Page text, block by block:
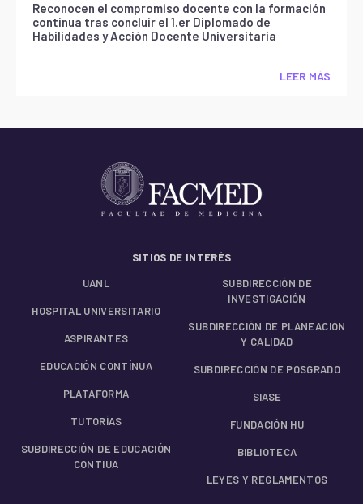
Reconocen el compromiso docente con la formación
continua tras concluir el 1.er Diplomado de
Habilidades y Acción Docente Universitaria
LEER MÁS
SITIOS DE INTERÉS
UANL
HOSPITAL UNIVERSITARIO
ASPIRANTES
EDUCACIÓN CONTÍNUA
PLATAFORMA
TUTORÍAS
SUBDIRECCIÓN DE EDUCACIÓN
CONTIUA
SUBDIRECCIÓN DE
INVESTIGACIÓN
SUBDIRECCIÓN DE PLANEACIÓN
Y CALIDAD
SUBDIRECCIÓN DE POSGRADO
SIASE
FUNDACIÓN HU
BIBLIOTECA
LEYES Y REGLAMENTOS